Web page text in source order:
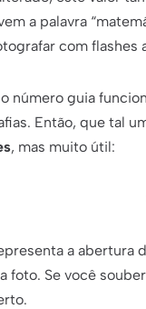
a palavra
com flashes
número guia
Então, que tal
, mas muito útil:
a abertura
foto. Se você